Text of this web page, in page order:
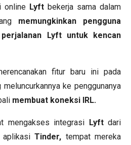
online Lyft bekerja sama dalam
memungkinkan pengguna
Lyft untuk kencan
fitur baru ini pada
ke penggunanya
membuat koneksi IRL.
mengakses integrasi Lyft dari
aplikasiTinder, tempat mereka